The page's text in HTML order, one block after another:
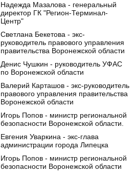
Надежда Мазалова - генеральный
директор ГК "Регион-Терминал-
Центр"
Светлана Бекетова - экс-
руководитель правового управления
правительства Воронежской области
Денис Чушкин - руководитель УФАС
по Воронежской области
Валерий Карташов - экс-руководитель
правового управления правительства
Воронежской области
Игорь Попов - министр региональной
безопасности Воронежской области.
Евгения Уваркина - экс-глава
администрации города Липецка
Игорь Попов - министр региональной
безопасности Воронежской области